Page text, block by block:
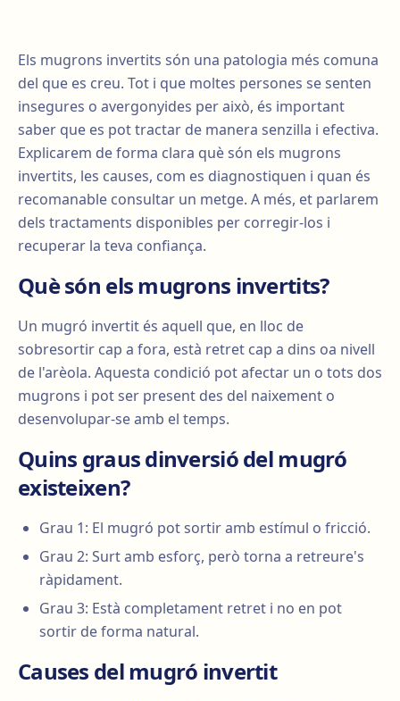
Els mugrons invertits són una patologia més comuna
del que es creu. Tot i que moltes persones se senten
insegures o avergonyides per això, és important
saber que es pot tractar de manera senzilla i efectiva.
Explicarem de forma clara què són els mugrons
invertits, les causes, com es diagnostiquen i quan és
recomanable consultar un metge. A més, et parlarem
dels tractaments disponibles per corregir-los i
recuperar la teva confiança.
Què són els mugrons invertits?
Un mugró invertit és aquell que, en lloc de
sobresortir cap a fora, està retret cap a dins oa nivell
de l'arèola. Aquesta condició pot afectar un o tots dos
mugrons i pot ser present des del naixement o
desenvolupar-se amb el temps.
Quins graus dinversió del mugró
existeixen?
Grau 1: El mugró pot sortir amb estímul o fricció.
Grau 2: Surt amb esforç, però torna a retreure's
ràpidament.
Grau 3: Està completament retret i no en pot
sortir de forma natural.
Causes del mugró invertit